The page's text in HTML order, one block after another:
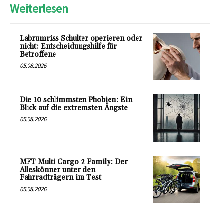
Weiterlesen
Labrumriss Schulter operieren oder
nicht: Entscheidungshilfe für
Betroffene
05.08.2026
Die 10 schlimmsten Phobien: Ein
Blick auf die extremsten Ängste
05.08.2026
MFT Multi Cargo 2 Family: Der
Alleskönner unter den
Fahrradträgern im Test
05.08.2026